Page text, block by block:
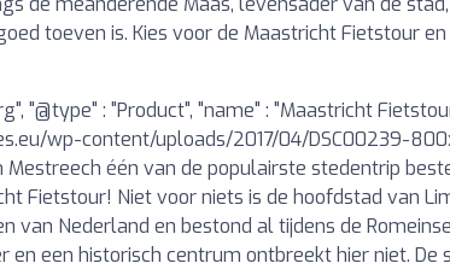
toeven is. Kies voor de Maastricht Fietstour
"@type" : "Product", "name" : "Maastricht
wp-content/uploads/2017/04/DSC00239-
Mestreech één van de populairste stedentrip
Fietstour! Niet voor niets is de hoofdstad van
van Nederland en bestond al tijdens de
en een historisch centrum ontbreekt hier niet. De